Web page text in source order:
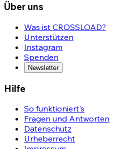
Über uns
Was ist CROSSLOAD?
Unterstützen
Instagram
Spenden
Newsletter
Hilfe
So funktioniert's
Fragen und Antworten
Datenschutz
Urheberrecht